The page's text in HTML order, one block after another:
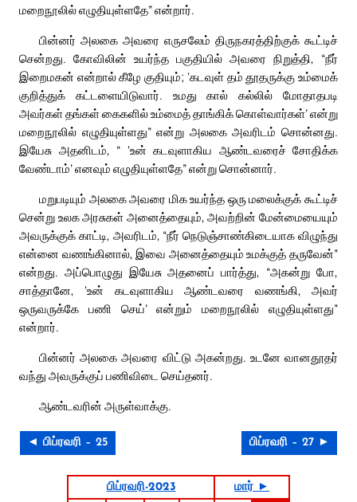
மறைநூலில் எழுதியுள்ளதே” என்றார்.
பின்னர் அலகை அவரை எருசலேம் திருநகரத்திற்குக் கூட்டிச்
சென்றது. கோவிலின் உயர்ந்த பகுதியில் அவரை நிறுத்தி, “நீர்
இறைமகன் என்றால் கீழே குதியும்; ‘கடவுள் தம் தூதருக்கு உம்மைக்
குறித்துக் கட்டளையிடுவார். உமது கால் கல்லில் மோதாதபடி
அவர்கள் தங்கள் கைகளில் உம்மைத் தாங்கிக் கொள்வார்கள்’ என்று
மறைநூலில் எழுதியுள்ளது” என்று அலகை அவரிடம் சொன்னது.
இயேசு அதனிடம், “ ‘உன் கடவுளாகிய ஆண்டவரைச் சோதிக்க
வேண்டாம்’ எனவும் எழுதியுள்ளதே” என்று சொன்னார்.
மறுபடியும் அலகை அவரை மிக உயர்ந்த ஒரு மலைக்குக் கூட்டிச்
சென்று உலக அரசுகள் அனைத்தையும், அவற்றின் மேன்மையையும்
அவருக்குக் காட்டி, அவரிடம், “நீர் நெடுஞ்சாண்கிடையாக விழுந்து
என்னை வணங்கினால், இவை அனைத்தையும் உமக்குத் தருவேன்”
என்றது. அப்பொழுது இயேசு அதனைப் பார்த்து, “அகன்று போ,
சாத்தானே, ‘உன் கடவுளாகிய ஆண்டவரை வணங்கி, அவர்
ஒருவருக்கே பணி செய்’ என்றும் மறைநூலில் எழுதியுள்ளது”
என்றார்.
பின்னர் அலகை அவரை விட்டு அகன்றது. உடனே வானதூதர்
வந்து அவருக்குப் பணிவிடை செய்தனர்.
ஆண்டவரின் அருள்வாக்கு.
◄ பிப்ரவரி – 25 பிப்ரவரி – 27 ►
பிப்ரவரி-2023
மார் ►